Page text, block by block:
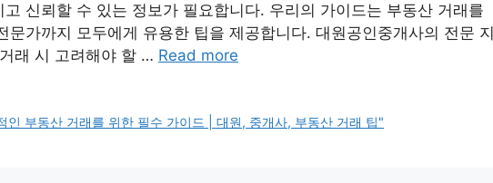
신뢰할 수 있는 정보가 필요합니다. 우리의 가이드는 부동산 거래를
문가까지 모두에게 유용한 팁을 제공합니다. 대원공인중개사의 전문 지
래 시 고려해야 할 … Read more
인 부동산 거래를 위한 필수 가이드 | 대원, 중개사, 부동산 거래 팁"